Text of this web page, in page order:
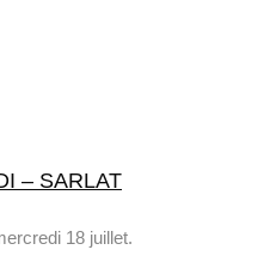
– SARLAT
18 juillet.